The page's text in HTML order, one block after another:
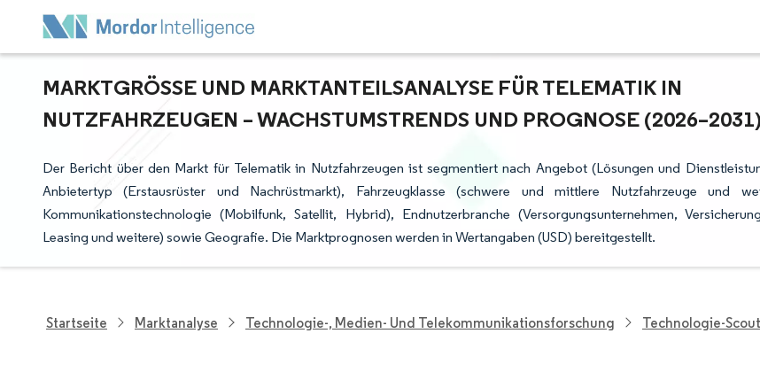
MARKTGRÖSSE UND MARKTANTEILSANALYSE FÜR TELEMATIK IN N
UTZFAHRZEUGEN – WACHSTUMSTRENDS UND PROGNOSE (2026–2031)
Der Bericht über den Markt für Telematik in Nutzfahrzeugen ist segmentiert nach Angebot (Lösungen und
Anbietertyp (Erstausrüster und Nachrüstmarkt), Fahrzeugklasse (schwere und mittlere Nutzfahrzeuge und
Kommunikationstechnologie (Mobilfunk, Satellit, Hybrid), Endnutzerbranche (Versorgungsunternehmen,
Leasing und weitere) sowie Geografie. Die Marktprognosen werden in Wertangaben (USD) bereitgestellt.
Startseite Marktanalyse Technologie-, Medien- Und Telekommunikationsforschung Technologie-